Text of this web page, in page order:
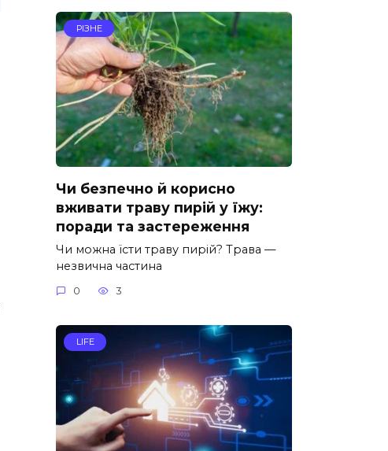
РІЗНЕ
Чи безпечно й корисно
вживати траву пирій у їжу:
поради та застереження
Чи можна їсти траву пирій? Трава —
незвична частина
0 3
LIFE